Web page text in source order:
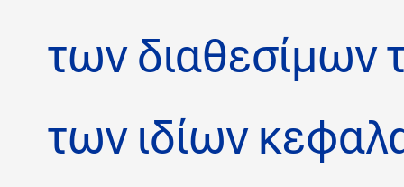
των διαθεσίμων
των ιδίων